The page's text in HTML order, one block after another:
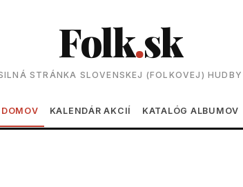
Folk.sk
STRÁNKA SLOVENSKEJ (FOLKOVEJ) HUDBY
Main navigation
DOMOV KALENDÁR AKCIÍ KATALÓG ALBUMOV